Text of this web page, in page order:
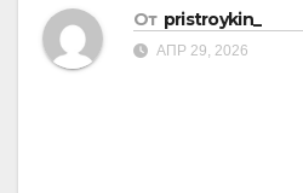
От pristroykin_
АПР 29, 2026